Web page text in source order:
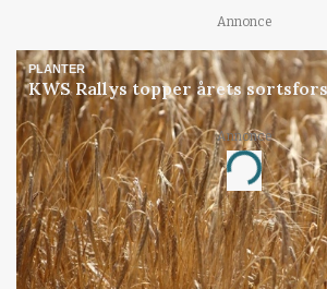
Annonce
PLANTER
KWS Rallys topper årets
Annonce
Loading...
Jobs